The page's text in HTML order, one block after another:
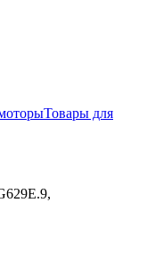
Товары для